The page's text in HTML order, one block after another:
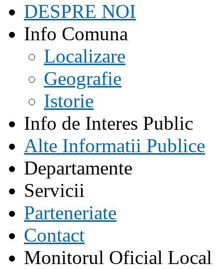
DESPRE NOI
Info Comuna
Localizare
Geografie
Istorie
Info de Interes Public
Alte Informatii Publice
Departamente
Servicii
Parteneriate
Contact
Monitorul Oficial Local